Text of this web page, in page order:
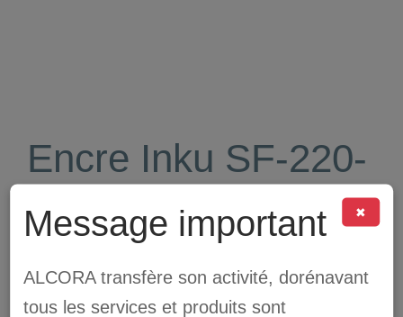
Encre Inku SF-220-
WH
✖
Message important
ALCORA transfère son activité, dorénavant
tous les services et produits sont